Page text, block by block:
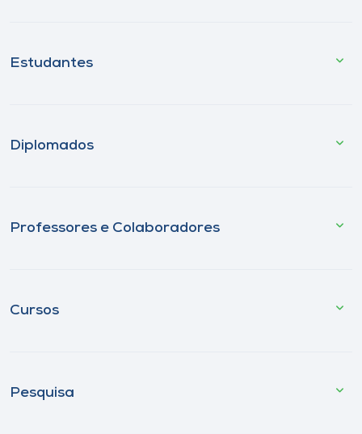
Estudantes
Diplomados
Professores e Colaboradores
Cursos
Pesquisa